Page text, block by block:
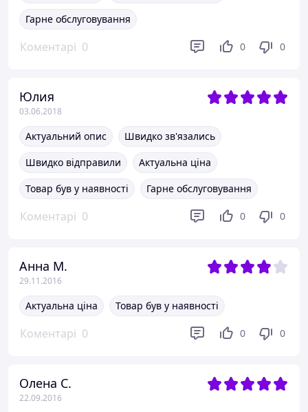
Гарне обслуговування
Коментарі 0 0 0
Юлия
03.06.2018
Актуальний опис
Швидко зв'язались
Швидко відправили
Актуальна ціна
Товар був у наявності
Гарне обслуговування
Коментарі 0 0 0
Анна М.
29.11.2016
Актуальна ціна Товар був у наявності
Коментарі 0 0 0
Олена С.
22.09.2016